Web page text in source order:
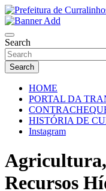
Skip
to
content
Prefeitura de
Search
Search
HOME
PORTAL DA
HISTÓRIA DE
Instagram
Recursos